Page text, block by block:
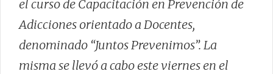
el curso de Capacitación en Prevención de
Adicciones orientado a Docentes,
denominado “Juntos Prevenimos”. La
misma se llevó a cabo este viernes en el